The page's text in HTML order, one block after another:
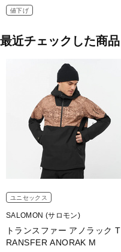
値下げ
最近チェックした商品
ユニセックス
SALOMON (サロモン)
トランスファー アノラック T
RANSFER ANORAK M